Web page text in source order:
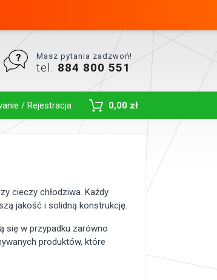
Masz pytania zadzwoń!
tel. 884 800 551
/ Rejestracja 0,00 zł
cieczy chłodziwa. Każdy
jakość i solidną konstrukcję.
się w przypadku zarówno
produktów, które